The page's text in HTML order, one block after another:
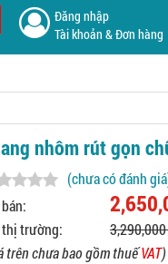
Đăng nhập
Tài khoản & Đơn hàng
nhôm rút gọn
(chưa có đánh
thị trường:
trên chưa bao gồm thuếVAT)